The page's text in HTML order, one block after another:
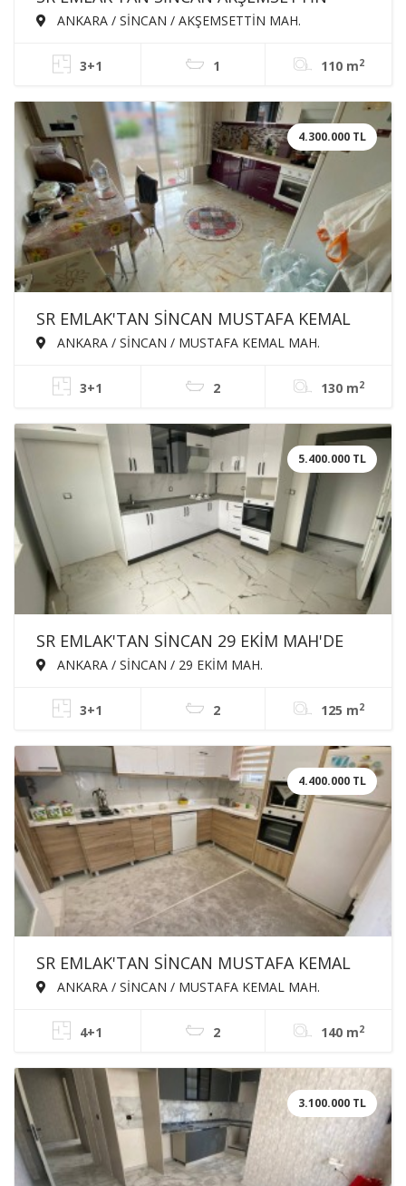
MAH'DE 3+1 110m² KATTA ÖN CEPHE
ANKARA / SİNCAN / AKŞEMSETTİN MAH.
3+1 1 110 m2
4.300.000 TL
SR EMLAK'TAN SİNCAN MUSTAFA KEMAL
MAH'DE 3+1 130m² ÖN CEPHE EBEVEYN
ANKARA / SİNCAN / MUSTAFA KEMAL MAH.
3+1 2 130 m2
5.400.000 TL
SR EMLAK'TAN SİNCAN 29 EKİM MAH'DE
3+1 125m² ARA KATTA EBEVEYN BANYOLU
ANKARA / SİNCAN / 29 EKİM MAH.
3+1 2 125 m2
4.400.000 TL
SR EMLAK'TAN SİNCAN MUSTAFA KEMAL
MAH'DE 4+1 140m² EBEVEYN BANYOLU
ANKARA / SİNCAN / MUSTAFA KEMAL MAH.
4+1 2 140 m2
3.100.000 TL